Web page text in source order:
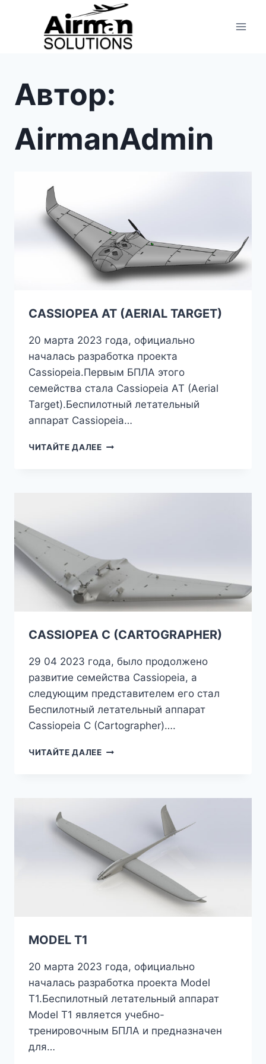
содержимому
Автор:
AirmanAdmin
CASSIOPEA AT (AERIAL TARGET)
20 марта 2023 года, официально
началась разработка проекта
Cassiopeia.Первым БПЛА этого
семейства стала Cassiopeia AT (Aerial
Target).Беспилотный летательный
аппарат Cassiopeia…
ЧИТАЙТЕ ДАЛЕЕCASSIOPEA
CASSIOPEA C (CARTOGRAPHER)
29 04 2023 года, было продолжено
развитие семейства Cassiopeia, а
следующим представителем его стал
Беспилотный летательный аппарат
Cassiopeia С (Cartographer)….
ЧИТАЙТЕ ДАЛЕЕCASSIOPEA
MODEL T1
20 марта 2023 года, официально
началась разработка проекта Model
T1.Беспилотный летательный аппарат
Model T1 является учебно-
тренировочным БПЛА и предназначен
для…